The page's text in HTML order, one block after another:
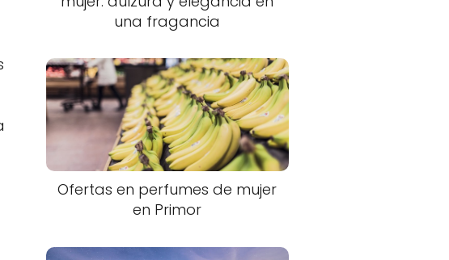
una fragancia
Ofertas en perfumes de mujer
en Primor